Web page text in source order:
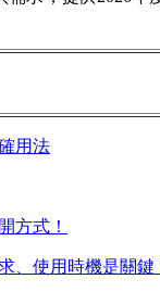
用法
方式！
、使用時機是關鍵